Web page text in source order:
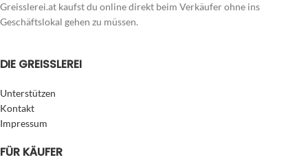
Greisslerei.at kaufst du online direkt beim Verkäufer ohne ins
Geschäftslokal gehen zu müssen.
DIE GREISSLEREI
Unterstützen
Kontakt
Impressum
FÜR KÄUFER